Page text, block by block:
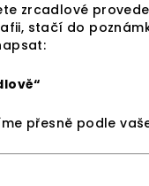
zrcadlové
stačí do
přesně podle